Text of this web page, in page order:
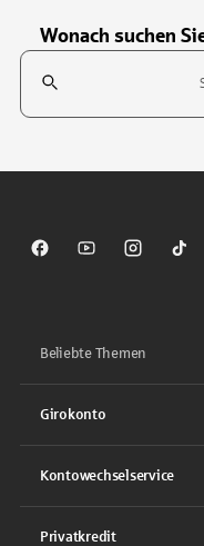
Wonach suchen
Suchfeld
Sparkasse auf Facebook
Sparkasse auf
Sparkasse
Beliebte Themen
Girokonto
Kontowechselservice
Privatkredit